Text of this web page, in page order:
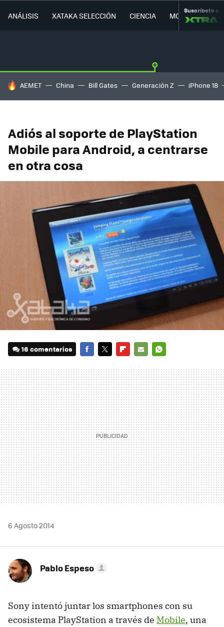
ANÁLISIS XATAKA SELECCIÓN CIENCIA MOVILIDAD
Suscríbete a
HOY SE HABLA DE
AEMET China Bill Gates Generación Z iPhone 18
Adiós al soporte de PlayStation
Mobile para Android, a centrarse
en otra cosa
16 comentarios
MAIL
6 Agosto 2014
Pablo Espeso
Sony intentó juntar los smartphones con su
ecosistema PlayStation a través de Mobile, una